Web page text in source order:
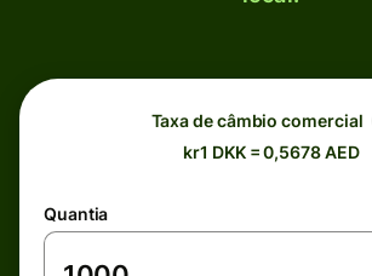
Taxa de câmbio comercial
kr1 DKK = 0,5678 AED
Quantia